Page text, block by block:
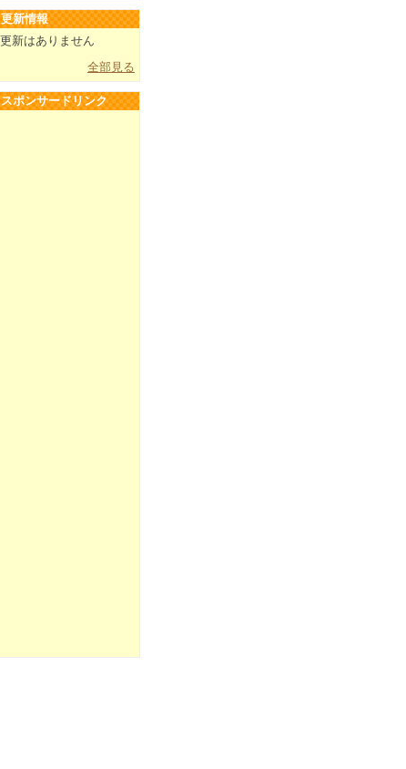
更新情報
更新はありません
全部見る
スポンサードリンク